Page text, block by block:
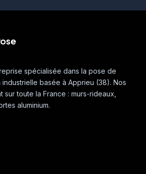
spécialisée dans la pose de
industrielle basée à Apprieu (38). Nos
toute la France : murs-rideaux,
aluminium.